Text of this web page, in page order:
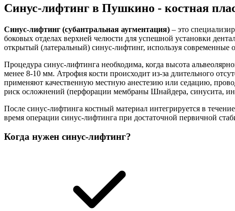
Синус-лифтинг в Пушкино - костная
Синус-лифтинг (субантральная аугментация) – это
боковых отделах верхней челюсти для успешной установки
открытый (латеральный) синус-лифтинг, используя современные
Процедура синус-лифтинга необходима, когда высота
менее 8-10 мм. Атрофия кости происходит из-за длительного
применяют качественную местную анестезию или седацию,
риск осложнений (перфорации мембраны Шнайдера, синусита,
После синус-лифтинга костный материал интегрируется в
время операции синус-лифтинга при достаточной первичной
Когда нужен синус-лифтинг?